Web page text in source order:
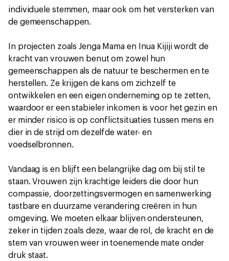
individuele stemmen, maar ook om het versterken van
de gemeenschappen.
In projecten zoals Jenga Mama en Inua Kijiji wordt de
kracht van vrouwen benut om zowel hun
gemeenschappen als de natuur te beschermen en te
herstellen. Ze krijgen de kans om zichzelf te
ontwikkelen en een eigen onderneming op te zetten,
waardoor er een stabieler inkomen is voor het gezin en
er minder risico is op conflictsituaties tussen mens en
dier in de strijd om dezelfde water- en
voedselbronnen.
Vandaag is en blijft een belangrijke dag om bij stil te
staan. Vrouwen zijn krachtige leiders die door hun
compassie, doorzettingsvermogen en samenwerking
tastbare en duurzame verandering creëren in hun
omgeving. We moeten elkaar blijven ondersteunen,
zeker in tijden zoals deze, waar de rol, de kracht en de
stem van vrouwen weer in toenemende mate onder
druk staat.